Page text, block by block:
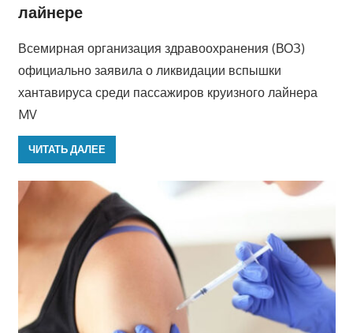
лайнере
Всемирная организация здравоохранения (ВОЗ)
официально заявила о ликвидации вспышки
хантавируса среди пассажиров круизного лайнера
MV
ЧИТАТЬ ДАЛЕЕ